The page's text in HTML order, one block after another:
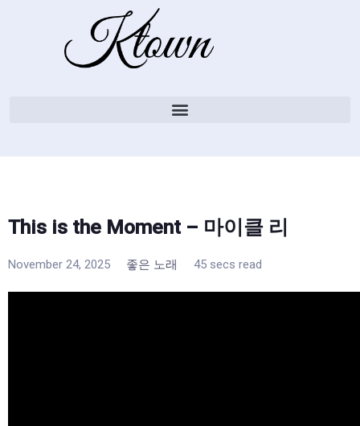
This is the Moment – 마이클 리
November 24, 2025 좋은 노래 45 secs read